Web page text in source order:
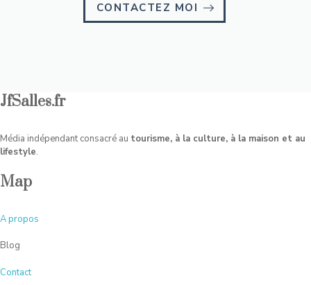
CONTACTEZ MOI
JfSalles.fr
Média indépendant consacré au tourisme, à la culture, à la maison et au
lifestyle.
Map
Apropos
Blog
Contact